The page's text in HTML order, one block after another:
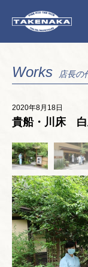
Works 店長の
2020年8月18日
貴船・川床 白